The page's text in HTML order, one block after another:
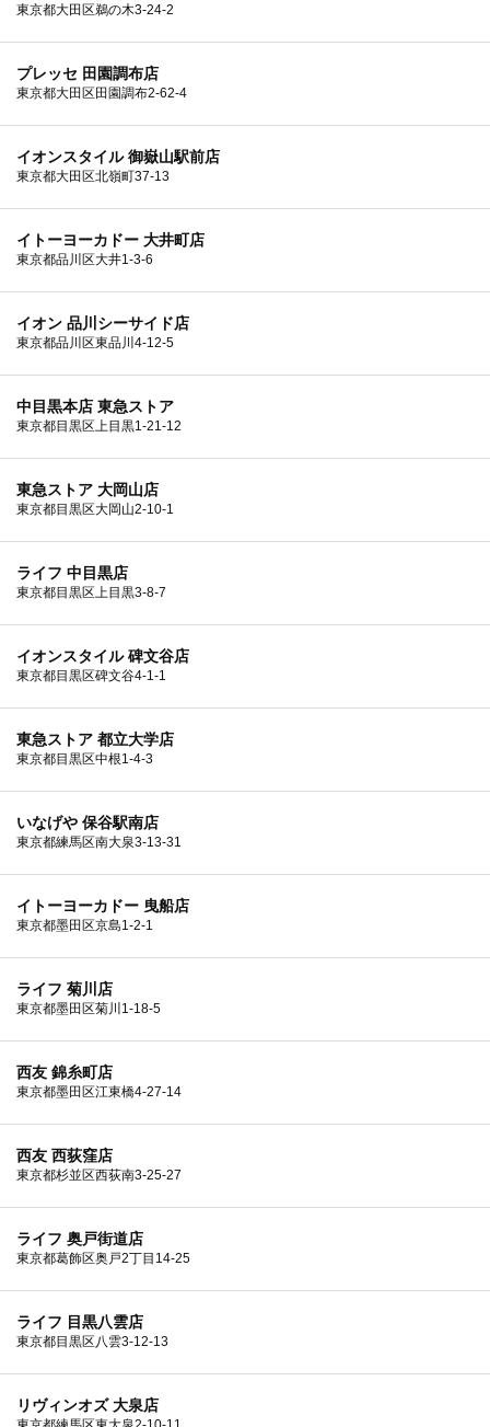
東京都大田区鵜の木3-24-2
プレッセ 田園調布店
東京都大田区田園調布2-62-4
イオンスタイル 御嶽山駅前店
東京都大田区北嶺町37-13
イトーヨーカドー 大井町店
東京都品川区大井1-3-6
イオン 品川シーサイド店
東京都品川区東品川4-12-5
中目黒本店 東急ストア
東京都目黒区上目黒1-21-12
東急ストア 大岡山店
東京都目黒区大岡山2-10-1
ライフ 中目黒店
東京都目黒区上目黒3-8-7
イオンスタイル 碑文谷店
東京都目黒区碑文谷4-1-1
東急ストア 都立大学店
東京都目黒区中根1-4-3
いなげや 保谷駅南店
東京都練馬区南大泉3-13-31
イトーヨーカドー 曳船店
東京都墨田区京島1-2-1
ライフ 菊川店
東京都墨田区菊川1-18-5
西友 錦糸町店
東京都墨田区江東橋4-27-14
西友 西荻窪店
東京都杉並区西荻南3-25-27
ライフ 奥戸街道店
東京都葛飾区奥戸2丁目14-25
ライフ 目黒八雲店
東京都目黒区八雲3-12-13
リヴィンオズ 大泉店